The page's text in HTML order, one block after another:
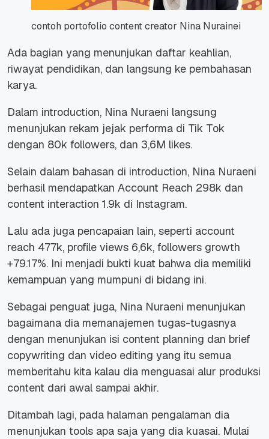
contoh portofolio content creator Nina Nurainei
Ada bagian yang menunjukan daftar keahlian,
riwayat pendidikan, dan langsung ke pembahasan
karya.
Dalam introduction, Nina Nuraeni langsung
menunjukan rekam jejak performa di Tik Tok
dengan 80k followers, dan 3,6M likes.
Selain dalam bahasan di introduction, Nina Nuraeni
berhasil mendapatkan Account Reach 298k dan
content interaction 1.9k di Instagram.
Lalu ada juga pencapaian lain, seperti account
reach 477k, profile views 6,6k, followers growth
+79.17%. Ini menjadi bukti kuat bahwa dia memiliki
kemampuan yang mumpuni di bidang ini.
Sebagai penguat juga, Nina Nuraeni menunjukan
bagaimana dia memanajemen tugas-tugasnya
dengan menunjukan isi content planning dan brief
copywriting dan video editing yang itu semua
memberitahu kita kalau dia menguasai alur produksi
content dari awal sampai akhir.
Ditambah lagi, pada halaman pengalaman dia
menunjukan tools apa saja yang dia kuasai. Mulai